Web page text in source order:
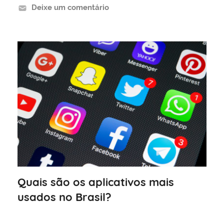
Deixe um comentário
Quais são os aplicativos mais
usados no Brasil?